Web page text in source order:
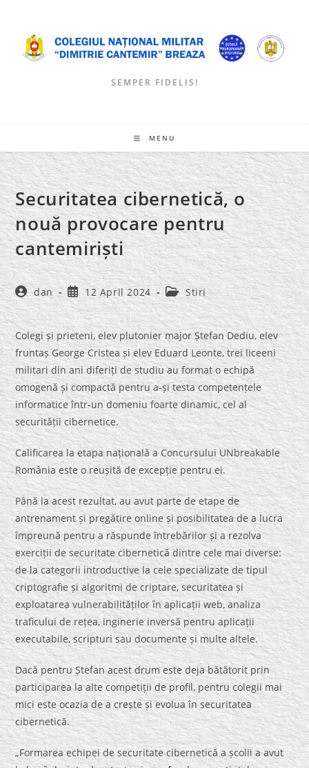
content
SEMPER FIDELIS!
MENU
Securitatea cibernetică, o
nouă provocare pentru
cantemiriști
Post
author:
dan
Post
published:
12 April 2024
Post
category:
Stiri
Colegi și prieteni, elev plutonier major Ștefan Dediu, elev
fruntaș George Cristea și elev Eduard Leonte, trei liceeni
militari din ani diferiți de studiu au format o echipă
omogenă și compactă pentru a-și testa competențele
informatice într-un domeniu foarte dinamic, cel al
securității cibernetice.
Calificarea la etapa națională a Concursului UNbreakable
România este o reușită de excepție pentru ei.
Până la acest rezultat, au avut parte de etape de
antrenament și pregătire online și posibilitatea de a lucra
împreună pentru a răspunde întrebărilor și a rezolva
exerciții de securitate cibernetică dintre cele mai diverse:
de la categorii introductive la cele specializate de tipul
criptografie și algoritmi de criptare, securitatea și
exploatarea vulnerabilităților în aplicații web, analiza
traficului de rețea, inginerie inversă pentru aplicații
executabile, scripturi sau documente și multe altele.
Dacă pentru Ștefan acest drum este deja bătătorit prin
participarea la alte competiții de profil, pentru colegii mai
mici este ocazia de a crește și evolua în securitatea
cibernetică.
„Formarea echipei de securitate cibernetică a școlii a avut